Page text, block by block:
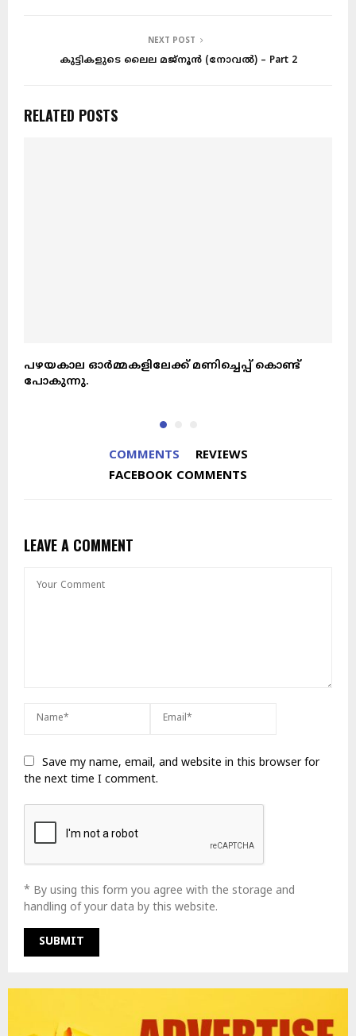
NEXT POST
കുട്ടികളുടെ ലൈല മജ്നൂന്‍ (നോവൽ) – Part 2
RELATED POSTS
പഴയകാല ഓർമ്മകളിലേക്ക് മണിച്ചെപ്പ്‌ കൊണ്ട്
പോകുന്നു.
COMMENTS
REVIEWS
FACEBOOK COMMENTS
LEAVE A COMMENT
Save my name, email, and website in this browser for
the next time I comment.
* By using this form you agree with the storage and
handling of your data by this website.